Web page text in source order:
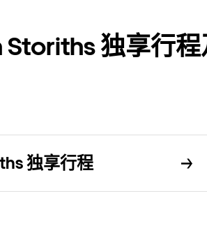
独享行
独享行程